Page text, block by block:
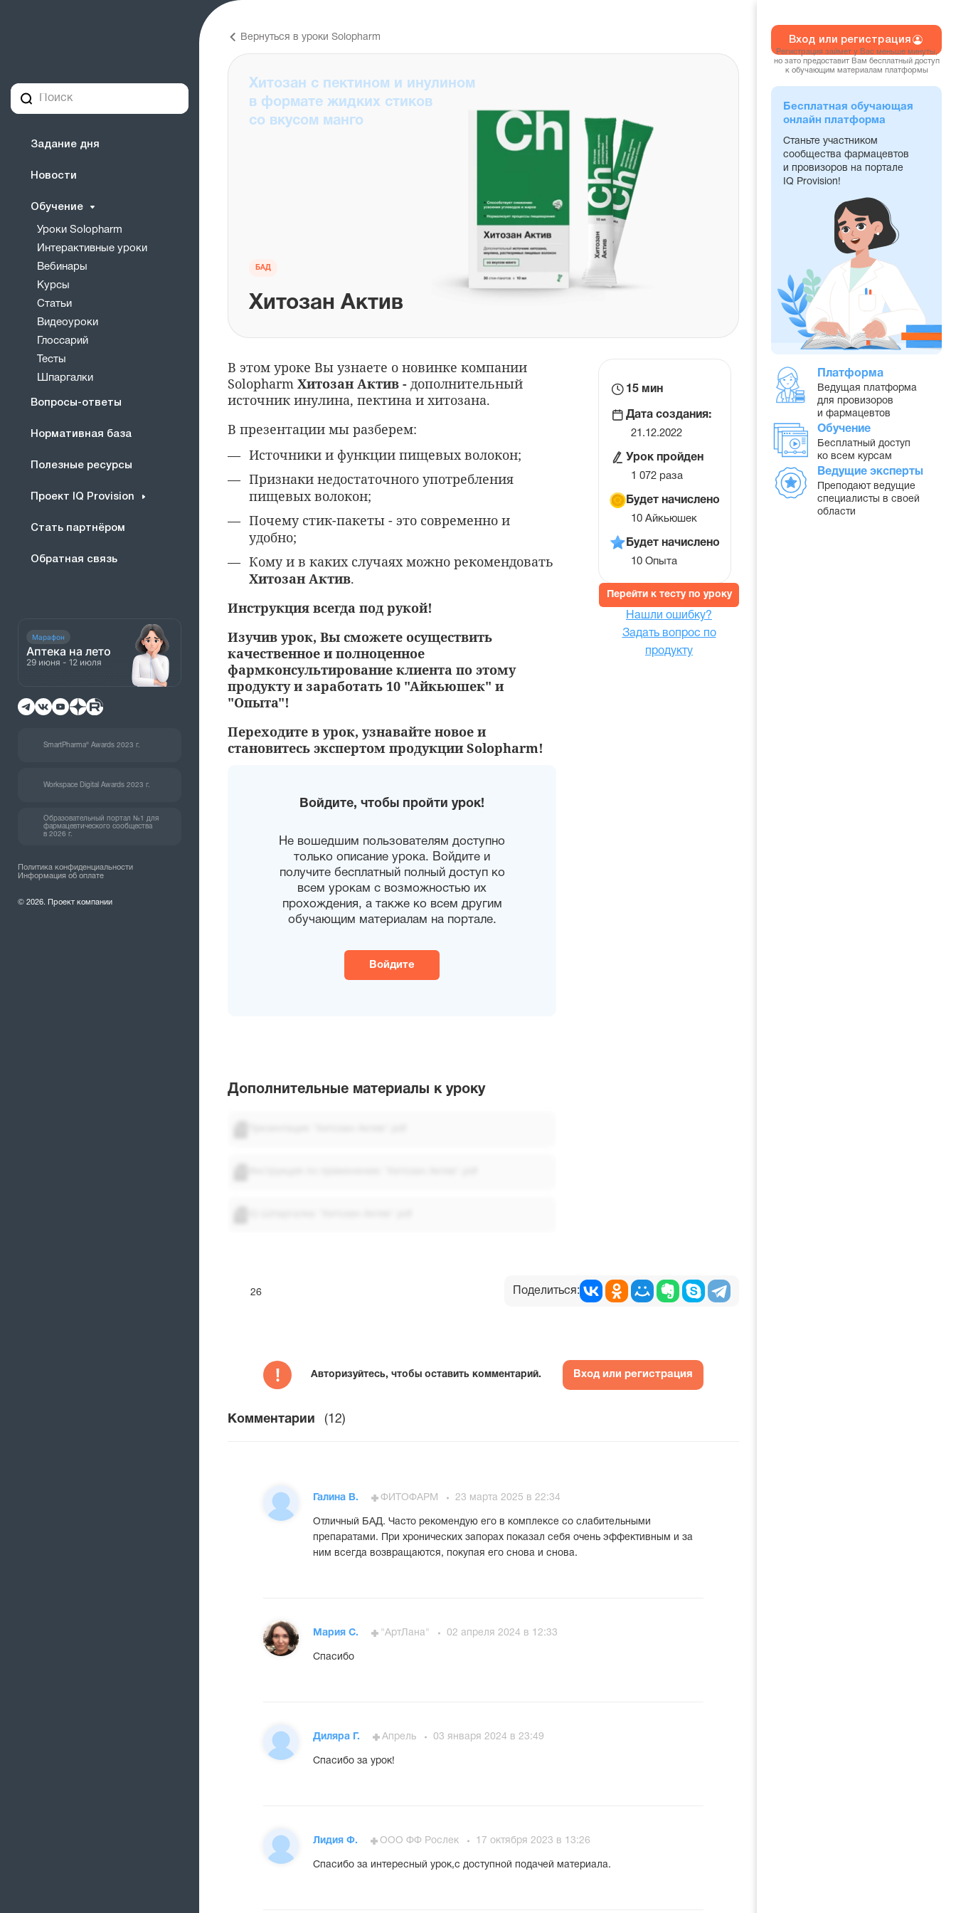
Задание дня
Новости
Обучение
Уроки Solopharm
Интерактивные уроки
Вебинары
Курсы
Статьи
Видеоуроки
Глоссарий
Тесты
Шпаргалки
Вопросы-ответы
Нормативная база
Полезные ресурсы
Проект IQ Provision
Стать партнёром
Обратная связь
Марафон
Аптека на лето
29 июня - 12 июля
SmartPharma® Awards 2023 г.
Workspace Digital Awards 2023 г.
Образовательный портал №1 для
фармацевтического сообщества
в 2026 г.
Политика конфиденциальности
Информация об оплате
© 2026. Проект компании
Вернуться в уроки Solopharm
Хитозан с пектином и инулином
в формате жидких стиков
со вкусом манго
БАД
Хитозан Актив
В этом уроке Вы узнаете о новинке компании
Solopharm Хитозан Актив - дополнительный
источник инулина, пектина и хитозана.
В презентации мы разберем:
Источники и функции пищевых волокон;
Признаки недостаточного употребления
пищевых волокон;
Почему стик-пакеты - это современно и
удобно;
Кому и в каких случаях можно рекомендовать
Хитозан Актив.
Инструкция всегда под рукой!
Изучив урок, Вы сможете осуществить
качественное и полноценное
фармконсультирование клиента по этому
продукту и заработать 10 "Айкьюшек" и
"Опыта"!
Переходите в урок, узнавайте новое и
становитесь экспертом продукции Solopharm!
Войдите, чтобы пройти урок!
Не вошедшим пользователям доступно
только описание урока. Войдите и
получите бесплатный полный доступ ко
всем урокам с возможностью их
прохождения, а также ко всем другим
обучающим материалам на портале.
Войдите
Дополнительные материалы к уроку
Время
урок
15 мин
Дата создания:
21.12.2022
Урок пройден
1 072 раза
Будет начислено
10 Айкьюшек
Будет начислено
10 Опыта
Перейти к тесту по уроку
Нашли ошибку?
Задать вопрос по
продукту
26 Поделиться:
Авторизуйтесь, чтобы оставить комментарий. Вход или регистрация
Комментарии (12)
Галина В. ФИТОФАРМ 23 марта 2025 в 22:34
Отличный БАД. Часто рекомендую его в комплексе со слабительными
препаратами. При хронических запорах показал себя очень эффективным и за
ним всегда возвращаются, покупая его снова и снова.
Мария С. "АртЛана" 02 апреля 2024 в 12:33
Спасибо
Диляра Г. Апрель 03 января 2024 в 23:49
Спасибо за урок!
Лидия Ф. ООО ФФ Рослек 17 октября 2023 в 13:26
Спасибо за интересный урок,с доступной подачей материала.
Вход или регистрация
Регистрация займет у Вас меньше минуты,
но зато предоставит Вам бесплатный доступ
к обучающим материалам платформы
Бесплатная обучающая
онлайн платформа
Станьте участником
сообщества фармацевтов
и провизоров на портале
IQ Provision!
Платформа
Ведущая платформа
для провизоров
и фармацевтов
Обучение
Бесплатный доступ
ко всем курсам
Ведущие эксперты
Преподают ведущие
специалисты в своей
области